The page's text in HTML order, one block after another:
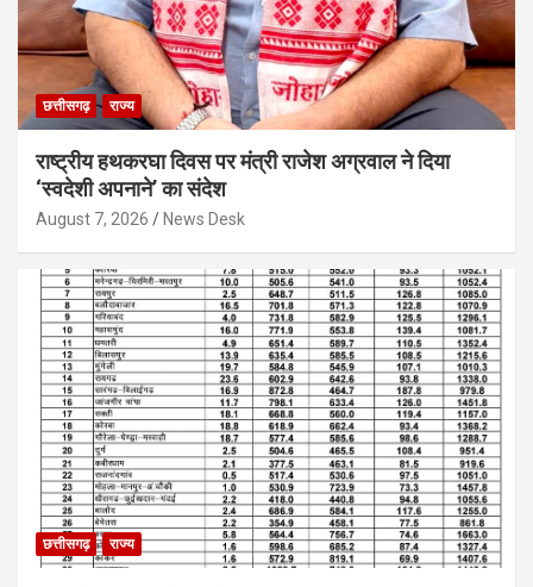
छत्तीसगढ़ राज्य
राष्ट्रीय हथकरघा दिवस पर मंत्री राजेश अग्रवाल ने दिया
‘स्वदेशी अपनाने’ का संदेश
August 7, 2026 News Desk
छत्तीसगढ़ राज्य